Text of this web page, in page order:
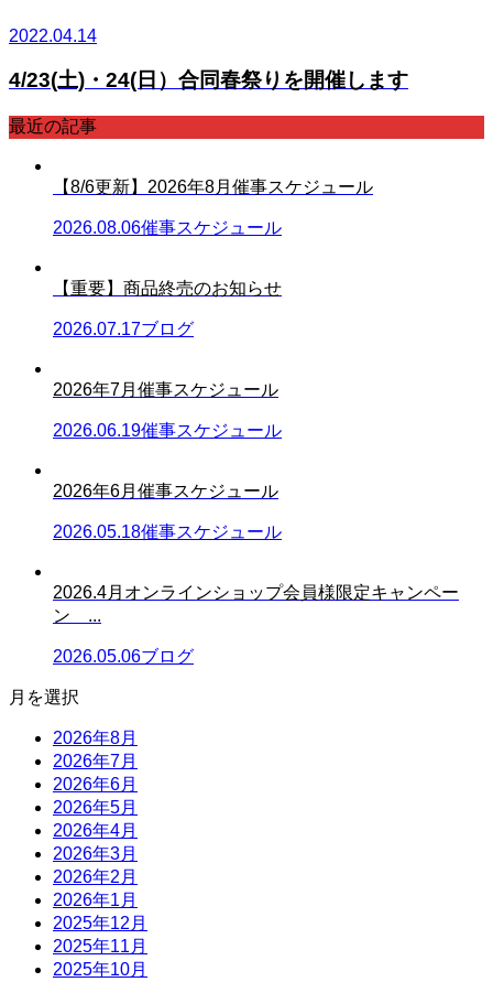
2022.04.14
4/23(土)・24(日）合同春祭りを開催します
最近の記事
【8/6更新】2026年8月催事スケジュール
2026.08.06催事スケジュール
【重要】商品終売のお知らせ
2026.07.17ブログ
2026年7月催事スケジュール
2026.06.19催事スケジュール
2026年6月催事スケジュール
2026.05.18催事スケジュール
2026.4月オンラインショップ会員様限定キャンペー
ン ...
2026.05.06ブログ
月を選択
2026年8月
2026年7月
2026年6月
2026年5月
2026年4月
2026年3月
2026年2月
2026年1月
2025年12月
2025年11月
2025年10月